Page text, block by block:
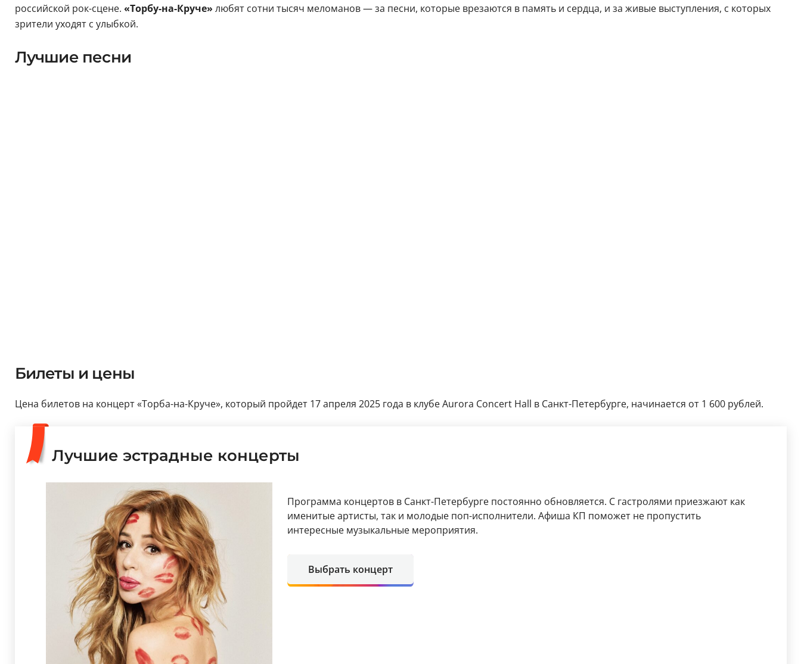
российской рок-сцене. «Торбу-на-Круче» любят сотни тысяч меломанов — за песни, которые врезаются в память и сердца, и за живые выступления, с которых
зрители уходят с улыбкой.
Лучшие песни
Билеты и цены
Цена билетов на концерт «Торба-на-Круче», который пройдет 17 апреля 2025 года в клубе Aurora Concert Hall в Санкт-Петербурге, начинается от 1 600 рублей.
Лучшие эстрадные концерты
Программа концертов в Санкт-Петербурге постоянно обновляется. С гастролями приезжают как
именитые артисты, так и молодые поп-исполнители. Афиша КП поможет не пропустить
интересные музыкальные мероприятия.
Выбрать концерт